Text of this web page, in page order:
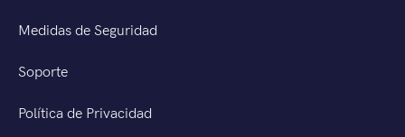
Medidas de Seguridad
Soporte
Política de Privacidad